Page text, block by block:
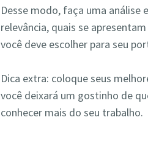
Desse modo, faça uma análise
relevância, quais se
você deve escolher para seu
Dica extra: coloque seus
você deixará um gostinho de
conhecer mais do seu trabalho.